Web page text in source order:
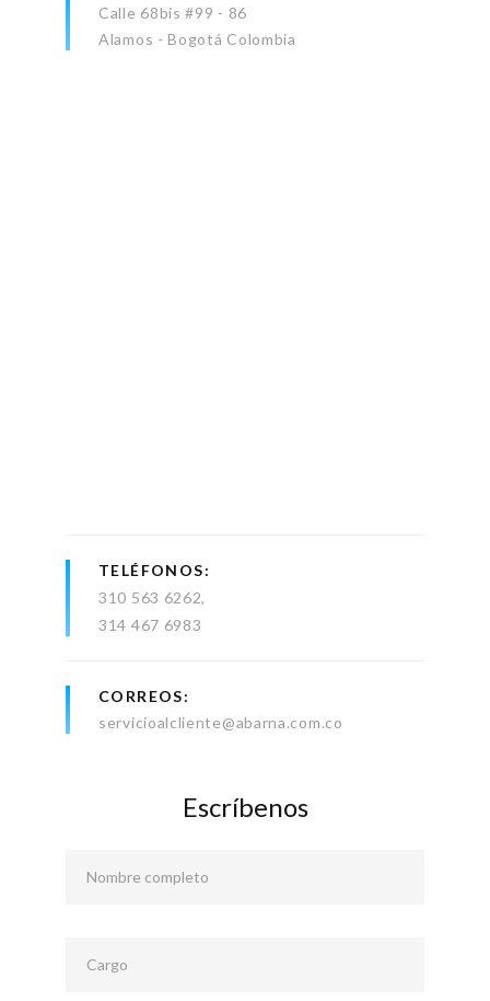
Calle 68bis #99 - 86
Alamos - Bogotá Colombia
TELÉFONOS
310 563 6262
314 467 6983
CORREOS
servicioalcliente@abarna.com.co
Escríbenos
Nombre completo
Cargo